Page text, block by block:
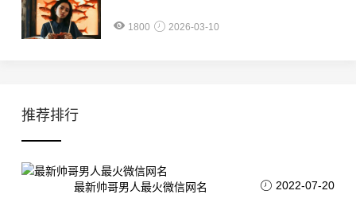
1800 2026-03-10
推荐排行
最新帅哥男人最火微信网名 2022-07-20